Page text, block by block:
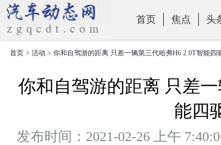
首页 焦点 头
零部件
首页 > 活动 > 你和自驾游的距离 只差一辆第三代哈弗H6 2.0T智能四
你和自驾游的距离 只差
能四
发布时间：2021-02-26 上午